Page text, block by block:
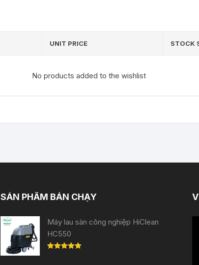
UNIT PRICE STOCK
No products added to the wishlist
SẢN PHẨM BÁN CHẠY
Máy lau sàn công nghiệp HiClean
HC550